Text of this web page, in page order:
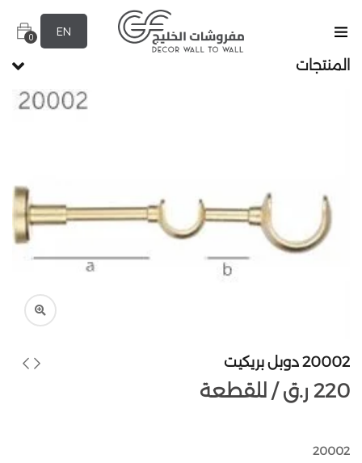
EN
0
المنتجات
20002 دوبل بريكيت
للقطعة / 220 ر.ق
20002